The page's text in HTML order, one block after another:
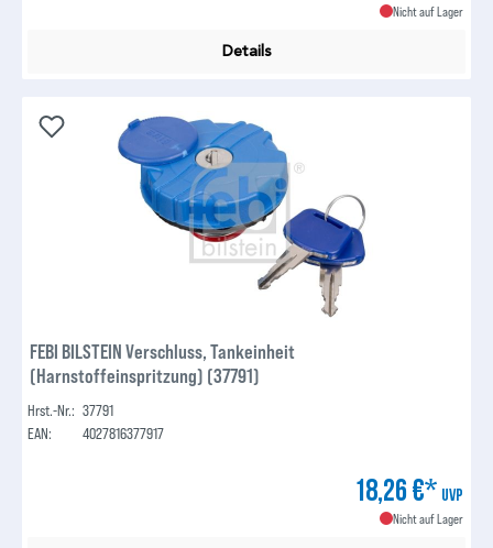
Nicht auf Lager
Details
FEBI BILSTEIN Verschluss, Tankeinheit
(Harnstoffeinspritzung) (37791)
Hrst.-Nr.: 37791
EAN:
4027816377917
18,26 €* UVP
Nicht auf Lager